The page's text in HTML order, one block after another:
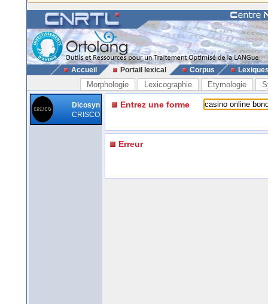
Accueil Portail lexical Corpus
Morphologie Lexicographie Etymologie
Dicosyn
CRISCO
Entrez une forme
Erreur